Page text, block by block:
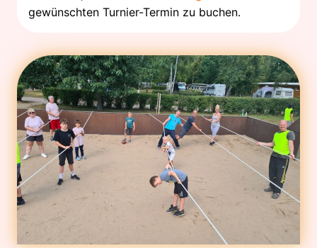
gewünschten Turnier-Termin zu buchen.